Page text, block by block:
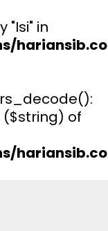
"Isi" in
($string) of